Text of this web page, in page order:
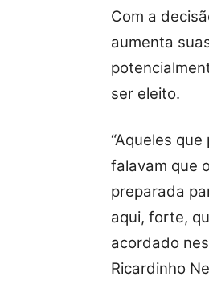
Com a
aumenta
ser eleito.
“Aqueles
falavam que
preparada
aqui, forte,
acordado
Ricardinho